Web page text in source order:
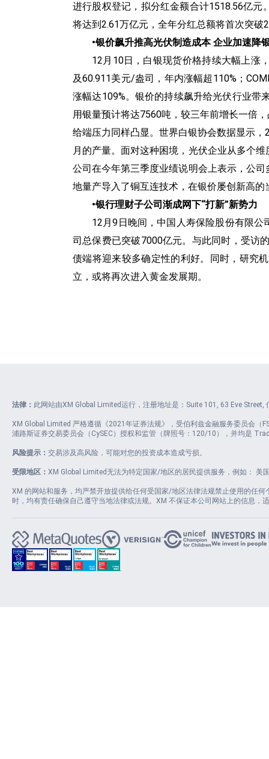
进行股权登记，拟分红金额合计1518.56亿
将达到2.61万亿元，全年分红总额将首次突破
•‍银价飙升推高光伏制造成本 企业加速降
12月10日，白银现货价格持续大幅上涨
及60.911美元/盎司，年内涨幅超110%；
涨幅达109%。银价的持续飙升给光伏行业带
用银量预计将达7560吨，较三年前增长一倍
给端压力同样凸显。世界白银协会数据显示
月的产量。面对这种困境，光伏企业从多个
公司在今年第三季度业绩说明会上表示，公
地量产导入了铜互连技术，在银价屡创新高
•‍银行理财子公司渐成网下“打新”新势力
12月9日晚间，中国人寿保险股份有限公
司总保费已突破7000亿元。与此同时，受访
债端将迎来较多确定性的利好。同时，研究
立，或将再次进入黄金发展期。
法律： 此网站由XM Global Limited运行，注册地址是：Suite 101, 63 Eve Street,
XM Global Limited 严格遵循《2021年证券法规》，受伯利兹金融服务委员会
浦路斯证券交易委员会（CySEC）授权和监管（牌照号：120/10），并均是
风险提示： 交易涉及高风险，可能对您的投资成本造成亏损。
受限地区： XM Global Limited无法为特定国家/地区的居民提供服务，例如： 美
XM 的网站和服务，均严禁开放提供给任何受国家/地区法律法规禁止使用的任
时，均有责任确保自己遵守当地法律或法规。XM 不保证本公司网站上的信息，